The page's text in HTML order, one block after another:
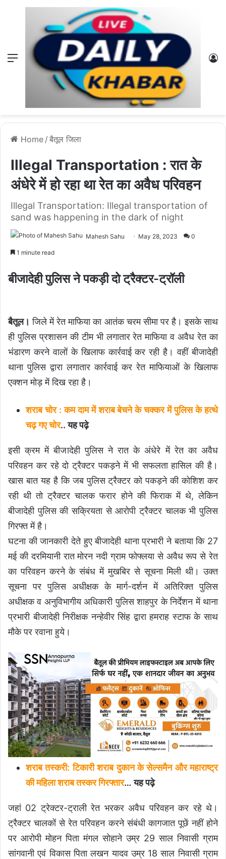
Menu
Home / बैतूल जिला
Illegal Transportation : रात के
अंधेरे में हो रहा था रेत का अवैध परिवहन
Illegal Transportation: Illegal transportation of
sand was happening in the dark of night
Mahesh Sahu May 28, 2023 0
1 minute read
बीजादेही पुलिस ने पकड़ी दो ट्रैक्टर-ट्रॉली
बैतूल। जिले में रेत माफिया का आतंक चरम सीमा पर है। इसके साथ
ही पुलिस प्रशासन की टीम भी लगातार रेत माफिया व अवैध रेत का
भंडारण करने वालों के खिलाफ कार्रवाई कर रही है। वहीं बीजादेही
थाना पुलिस द्वारा लगातार कार्रवाई कर रेत माफियाओं के खिलाफ
एक्शन मोड़ में दिख रहा है।
शराब चोर : कम दाम में शराब बेचने के चक्कर में पुलिस के हत्थे
चढ़ गए चोर.. यह पढ़े
इसी क्रम में बीजादेही पुलिस ने रात के अंधेरे में रेत का अवैध
परिवहन कर रहे दो ट्रैक्टर पकड़ने में भी सफलता हासिल की है।
खास बात यह है कि जब पुलिस ट्रैक्टर को पकड़ने की कोशिश कर
रही थी तो ट्रैक्टर चालक फरार होने की फिराक में थे, लेकिन
बीजादेही पुलिस की सक्रियता से आरोपी ट्रैक्टर चालक भी पुलिस
गिरफ्त में है।
घटना की जानकारी देते हुए बीजादेही थाना प्रभारी ने बताया कि 27
मई की दरमियानी रात मोरन नदी ग्राम फोफ्लया से अवैध रूप से रेत
का परिवहन करने के संबंध में मुखबिर से सूचना मिली थी। उक्त
सूचना पर पुलिस अधीक्षक के मार्ग-दर्शन में अतिरिक्त पुलिस
अधीक्षक व अनुविभागीय अधिकारी पुलिस शाहपुर के निर्देशन में थाना
प्रभारी बीजादेही निरीक्षक नन्हेवीर सिंह द्वारा हमराह स्टाफ के साथ
मौके पर रवाना हुये।
शराब तस्करी: टिकारी शराब दुकान के सेल्समैन और महाराष्ट्र
की महिला शराब तस्कर गिरफ्तार… यह पढ़े
जहां 02 ट्रेक्टर-ट्राली रेत भरकर अवैध परिवहन कर रहे थे।
ट्रैक्टर चालकों से रेत परिवहन करने संबंधी कागजात पूछें नहीं होने
पर आरोपी मोहन पिता मंगल सोहाने उम्र 29 साल निवासी ग्राम
सांगवानी एवं विकास पिता लखन यादव उम्र 18 साल निवासी ग्राम